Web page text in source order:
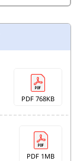
PDF 768KB
PDF 1MB